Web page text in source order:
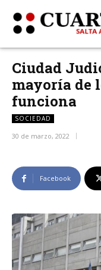
Ciudad
mayoría de
funciona
SOCIEDAD
30 de marzo, 2022
Facebook